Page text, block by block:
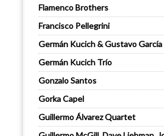
Flamenco Brothers
Francisco Pellegrini
Germán Kucich & Gustavo García
Germán Kucich Trío
Gonzalo Santos
Gorka Capel
Guillermo Álvarez Quartet